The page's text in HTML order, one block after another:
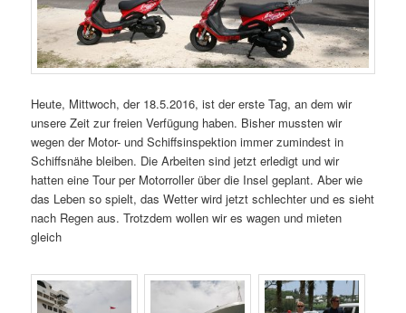
Heute, Mittwoch, der 18.5.2016, ist der erste Tag, an dem wir
unsere Zeit zur freien Verfügung haben. Bisher mussten wir
wegen der Motor- und Schiffsinspektion immer zumindest in
Schiffsnähe bleiben. Die Arbeiten sind jetzt erledigt und wir
hatten eine Tour per Motorroller über die Insel geplant. Aber wie
das Leben so spielt, das Wetter wird jetzt schlechter und es sieht
nach Regen aus. Trotzdem wollen wir es wagen und mieten
gleich